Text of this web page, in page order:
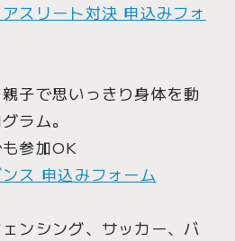
スリート対決 申込みフォ
子で思いっきり身体を動
ラム。
参加OK
ス 申込みフォーム
ンシング、サッカー、バ